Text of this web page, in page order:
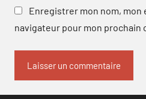
Enregistrer mon nom, mon
navigateur pour mon prochain